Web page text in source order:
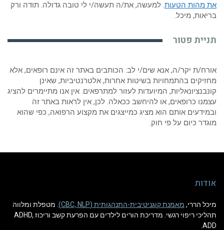
מהות הטעות. למעשה, את/ה תעשה/י לי טובה גדולה. תודה ורק
מיכל.
פטור
ת יקר/ה, אנא שים/י לב: הכותבים באתר זה אינם רופאים, אלא
בהתמחויות בשיטות אחרות, אלטרנטיביות, שאינן
המיועדות לעזור למתרפאים. אין אנו מתיימרים להציג
כרופאים, או להיחשב ככאלה. לכן, אין לראות באתר זה
אותם הוא מציג כמייצגים את מקצוע הרפואה, כפי שהוא
כיום על פי חוק.
הררי,מאמנת קוגניטיבית-התנהגותית (CBC, NLP)
. מטפלת ומלווה
תהליכי ריפוי רגשי. מדריכת הורים לילדים עם הפרעת קשב וריכוז ADHD,